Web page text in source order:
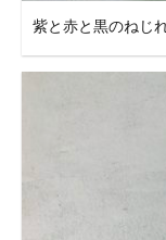
紫と赤と黒のねじ